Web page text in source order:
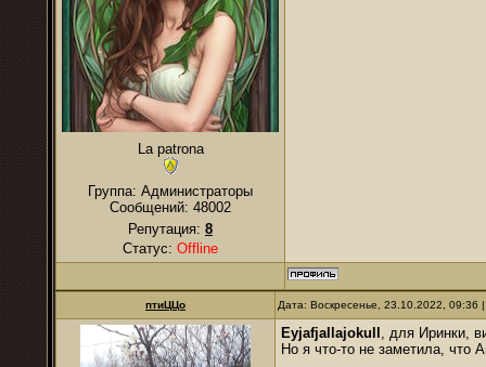
La patrona
Группа: Администраторы
Сообщений: 48002
Репутация: 8
Статус: Offline
птиЦЦо Дата: Воскресенье, 23.10.2022,
Eyjafjallajokull , для Иринки,
Но я что-то не заметила, что